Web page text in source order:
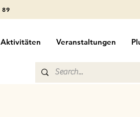
Veranstaltungen